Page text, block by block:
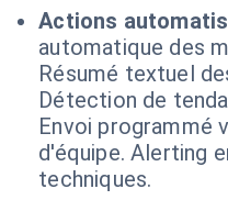
Actions
automatique des
Résumé textuel
Détection de
Envoi programmé
d'équipe. Alerting
techniques.